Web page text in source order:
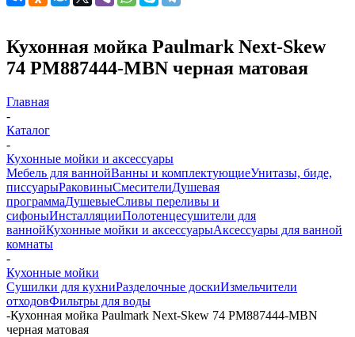
Кухонная мойка Paulmark Next-Skew
74 PM887444-MBN черная матовая
Главная
-
Каталог
-
Кухонные мойки и аксессуары
Мебель для ваннойВанны и комплектующиеУнитазы, биде,
писсуарыРаковиныСмесителиДушевая
программаДушевыеСливы переливы и
сифоныИнсталляцииПолотенцесушители для
ваннойКухонные мойки и аксессуарыАксессуары для ванной
комнаты
-
Кухонные мойки
Сушилки для кухниРазделочные доскиИзмельчители
отходовФильтры для воды
-Кухонная мойка Paulmark Next-Skew 74 PM887444-MBN
черная матовая